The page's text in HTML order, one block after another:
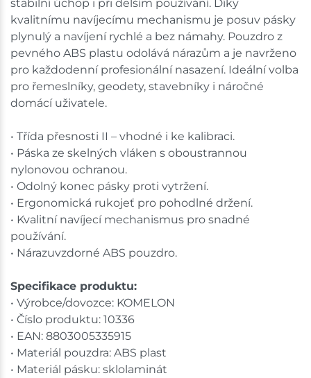
stabilní úchop i při delším používání. Díky
kvalitnímu navíjecímu mechanismu je posuv pásky
plynulý a navíjení rychlé a bez námahy. Pouzdro z
pevného ABS plastu odolává nárazům a je navrženo
pro každodenní profesionální nasazení. Ideální volba
pro řemeslníky, geodety, stavebníky i náročné
domácí uživatele.
• Třída přesnosti II – vhodné i ke kalibraci.
• Páska ze skelných vláken s oboustrannou
nylonovou ochranou.
• Odolný konec pásky proti vytržení.
• Ergonomická rukojeť pro pohodlné držení.
• Kvalitní navíjecí mechanismus pro snadné
používání.
• Nárazuvzdorné ABS pouzdro.
Specifikace produktu:
• Výrobce/dovozce: KOMELON
• Číslo produktu: 10336
• EAN: 8803005335915
• Materiál pouzdra: ABS plast
• Materiál pásku: sklolaminát